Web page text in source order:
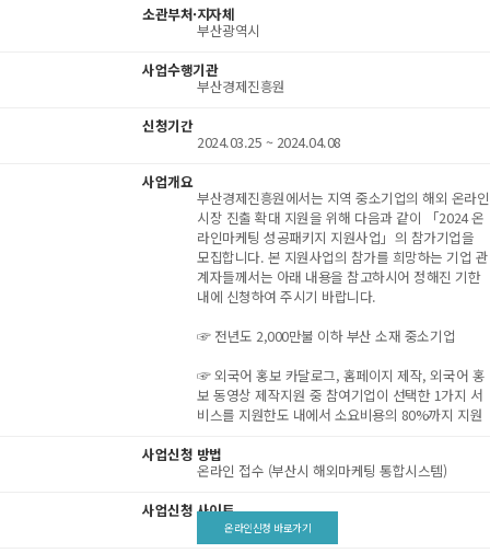
소관부처·지자체
부산광역시
사업수행기관
부산경제진흥원
신청기간
2024.03.25 ~ 2024.04.08
사업개요
부산경제진흥원에서는 지역 중소기업의 해외 온라인
시장 진출 확대 지원을 위해 다음과 같이 「2024 온
라인마케팅 성공패키지 지원사업」의 참가기업을
모집합니다. 본 지원사업의 참가를 희망하는 기업 관
계자들께서는 아래 내용을 참고하시어 정해진 기한
내에 신청하여 주시기 바랍니다.
☞ 전년도 2,000만불 이하 부산 소재 중소기업
☞ 외국어 홍보 카달로그, 홈페이지 제작, 외국어 홍
보 동영상 제작지원 중 참여기업이 선택한 1가지 서
비스를 지원한도 내에서 소요비용의 80%까지 지원
사업신청 방법
온라인 접수 (부산시 해외마케팅 통합시스템)
사업신청 사이트
온라인신청 바로가기